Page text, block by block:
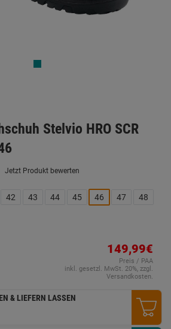
Stelvio HRO SCR
Jetzt Produkt bewerten
42 43 44 45 46 47 48
149,99€
Preis / PAA
inkl. gesetzl. MwSt. 20%, zzgl.
Versandkosten.
& LIEFERN LASSEN